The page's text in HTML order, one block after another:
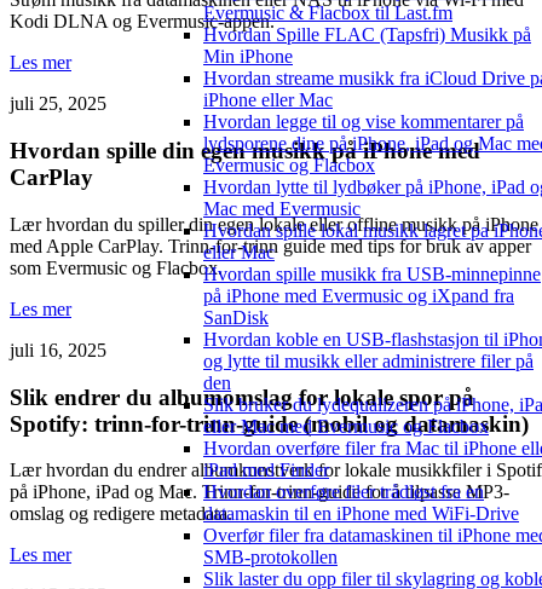
Evermusic & Flacbox til Last.fm
Hvordan Spille FLAC (Tapsfri) Musikk på
Min iPhone
Hvordan streame musikk fra iCloud Drive
iPhone eller Mac
Hvordan legge til og vise kommentarer på
lydsporene dine på iPhone, iPad og Mac
Evermusic og Flacbox
Hvordan lytte til lydbøker på iPhone, iPad
Mac med Evermusic
Hvordan spille lokal musikk lagret pa
eller Mac
Hvordan spille musikk fra USB-minnepinne
på iPhone med Evermusic og iXpand fra
SanDisk
Hvordan koble en USB-flashstasjon til
og lytte til musikk eller administrere filer på
den
Slik bruker du lydequalizeren på iPhone,
eller Mac med Evermusic og Flacbox
Hvordan overføre filer fra Mac til iPhone
iPad med Finder
Hvordan overføre filer trådløst fra en
datamaskin til en iPhone med WiFi-Drive
Overfør filer fra datamaskinen til iPhone
SMB-protokollen
Slik laster du opp filer til skylagring og
Kodi DLNA og Evermusic-appen.
Les mer
juli 25, 2025
Hvordan spille din egen musikk på iPhone med
CarPlay
Lær hvordan du spiller din egen lokale eller offline musikk på iPhone
med Apple CarPlay. Trinn-for-trinn guide med tips for bruk av apper
som Evermusic og Flacbox.
Les mer
juli 16, 2025
Slik endrer du albumomslag for lokale spor på
Spotify: trinn-for-trinn-guide (mobil og datamaskin)
Lær hvordan du endrer albumkunstverk for lokale musikkfiler i
på iPhone, iPad og Mac. Trinn-for-trinn-guide for å tilpasse MP3-
omslag og redigere metadata.
Les mer